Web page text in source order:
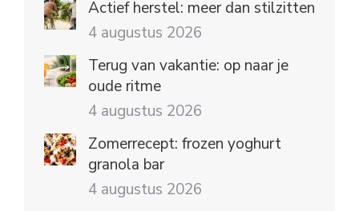
Actief herstel: meer dan stilzitten
4 augustus 2026
Terug van vakantie: op naar je
oude ritme
4 augustus 2026
Zomerrecept: frozen yoghurt
granola bar
4 augustus 2026